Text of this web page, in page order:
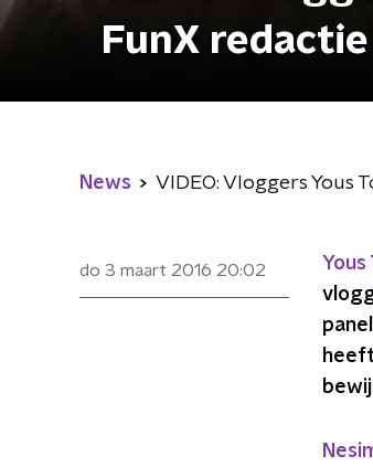
FunX
News VIDEO: Vloggers Yous
do 3 maart 2016 20:02 Yous